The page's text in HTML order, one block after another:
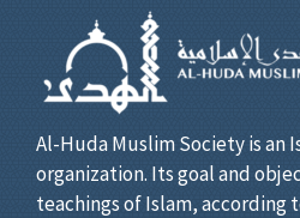
Al-Huda Muslim Society is an
organization. Its goal and
teachings of Islam, according